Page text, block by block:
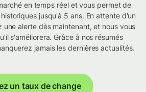
en temps réel et vous permet de
jusqu'à 5 ans. En attente d'un
une alerte dès maintenant, et nous vous
s'améliorera. Grâce à nos résumés
jamais les dernières actualités.
un taux de change